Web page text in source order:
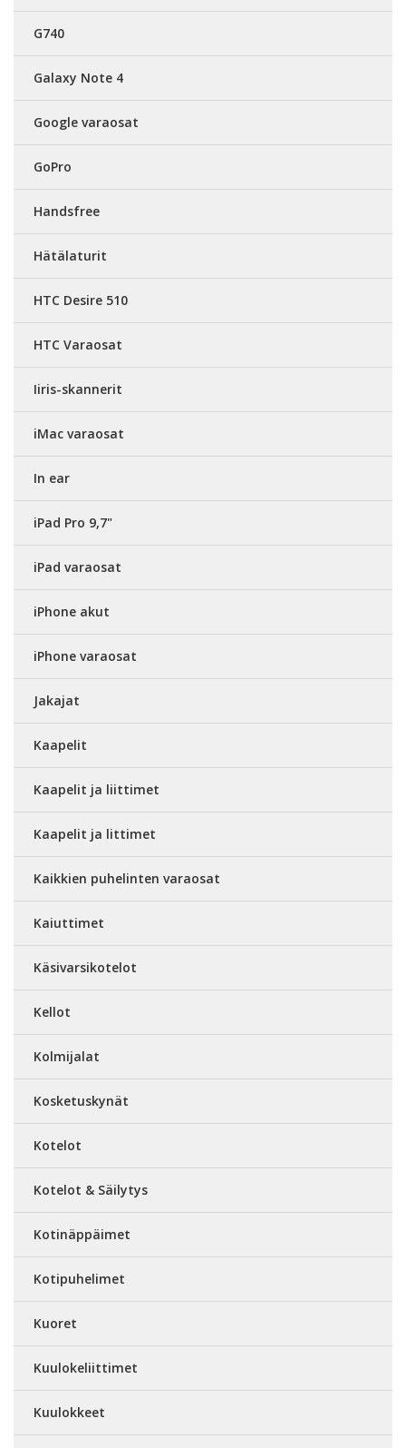
G740
Galaxy Note 4
Google varaosat
GoPro
Handsfree
Hätälaturit
HTC Desire 510
HTC Varaosat
Iiris-skannerit
iMac varaosat
In ear
iPad Pro 9,7"
iPad varaosat
iPhone akut
iPhone varaosat
Jakajat
Kaapelit
Kaapelit ja liittimet
Kaapelit ja littimet
Kaikkien puhelinten varaosat
Kaiuttimet
Käsivarsikotelot
Kellot
Kolmijalat
Kosketuskynät
Kotelot
Kotelot & Säilytys
Kotinäppäimet
Kotipuhelimet
Kuoret
Kuulokeliittimet
Kuulokkeet